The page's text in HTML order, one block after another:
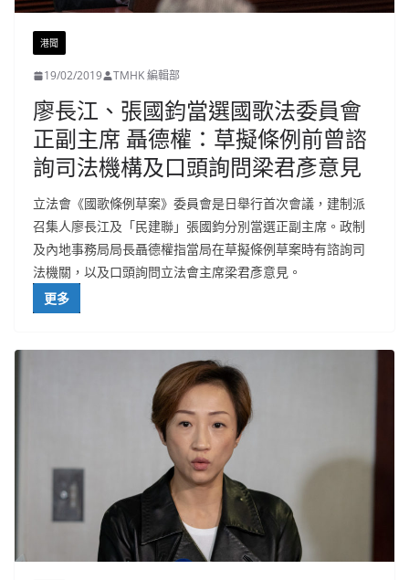
港聞
19/02/2019 TMHK 編輯部
廖長江、張國鈞當選國歌法委員會
正副主席 聶德權：草擬條例前曾諮
詢司法機構及口頭詢問梁君彥意見
立法會《國歌條例草案》委員會是日舉行首次會議，建制派
召集人廖長江及「民建聯」張國鈞分別當選正副主席。政制
及內地事務局局長聶德權指當局在草擬條例草案時有諮詢司
法機關，以及口頭詢問立法會主席梁君彥意見。
更多